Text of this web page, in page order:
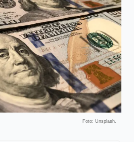
Foto: Unsplash.